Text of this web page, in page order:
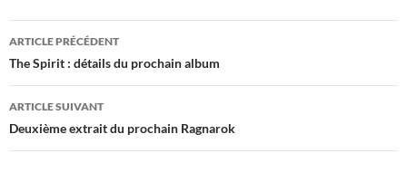
Navigation
des
articles
ARTICLE PRÉCÉDENT
The Spirit : détails du prochain album
ARTICLE SUIVANT
Deuxième extrait du prochain Ragnarok